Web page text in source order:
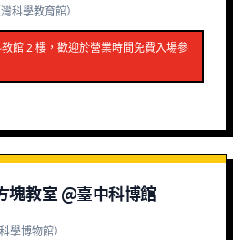
科學教育館）
館 2 樓，歡迎於營業時間免費入場參
塊教室 @臺中科博館
學博物館）